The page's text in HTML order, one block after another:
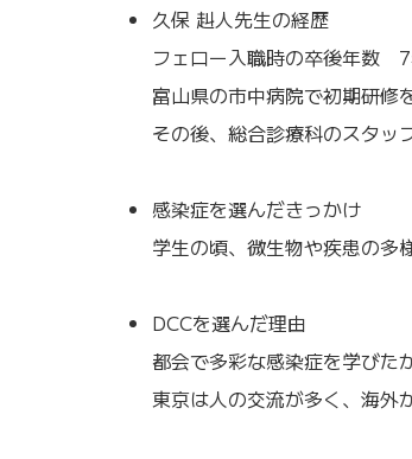
久保 赳人先生の経歴
フェロー入職時の卒後年数
富山県の市中病院で初期研修
その後、総合診療科のスタッ
感染症を選んだきっかけ
学生の頃、微生物や疾患の多
DCCを選んだ理由
都会で多彩な感染症を学びた
東京は人の交流が多く、海外